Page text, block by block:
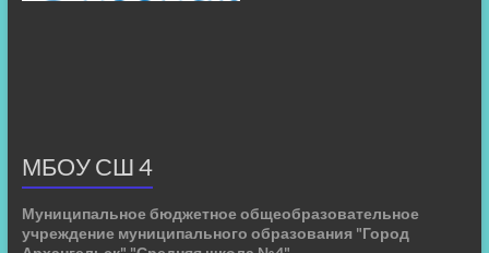
МБОУ СШ 4
Муниципальное бюджетное общеобразовательное
учреждение муниципального образования "Город